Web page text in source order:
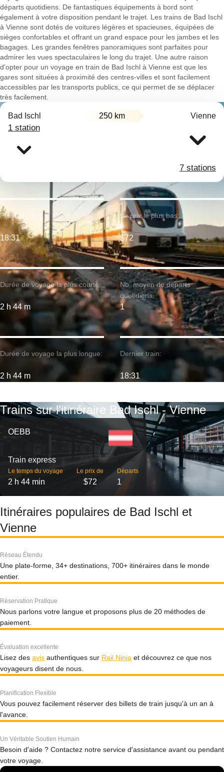
départs quotidiens. De fantastiques équipements à bord sont
également à votre disposition pendant le trajet. Les trains de Bad Ischl
à Vienne sont dotés de voitures légères et spacieuses, équipées de
sièges confortables et offrant un grand espace pour les jambes et les
bagages. Les grandes fenêtres panoramiques sont parfaites pour
admirer les vues spectaculaires le long du trajet. Une autre raison
d'opter pour un voyage en train de Bad Ischl à Vienne est que les
gares sont situées à proximité des centres-villes et sont facilement
accessibles par les transports publics, ce qui permet de se déplacer
très facilement.
Bad Ischl 250 km Vienne
1 station
7 stations
Durée de voyage la plus courte:
2 h 44 m
Premier train:
18:31
Durée de voyage la plus longue:
2 h 44 m
Le prix le plus bas:
$72
Nb. moyen de départs
quotidiens:
1
Dernier train:
18:31
Trains sur l’itinéraire Bad Ischl - Vienne
OEBB
Train express
Le temps du voyage
2 h 44 min
Le prix de
$72
Départs
1
Itinéraires populaires de Bad Ischl et
Vienne
Réseau Étendu
Une plate-forme, 34+ destinations, 700+ itinéraires dans le monde
entier.
Réservation Pratique
Nous parlons votre langue et proposons plus de 20 méthodes de
paiement.
Évaluation excellente
Lisez des avis authentiques sur Rail Ninja et découvrez ce que nos
voyageurs disent de nous.
Planification Flexible
Vous pouvez facilement réserver des billets de train jusqu'à un an à
l'avance.
Un Véritable Soutien Humain
Besoin d'aide ? Contactez notre service d'assistance avant ou pendant
votre voyage.